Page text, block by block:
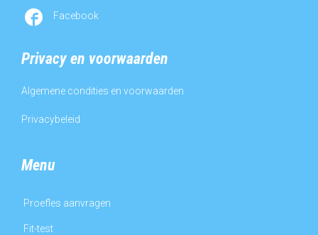
 Facebook
Privacy en voorwaarden
Algemene condities en voorwaarden
Privacybeleid
Menu
Proefles aanvragen
Fit-test